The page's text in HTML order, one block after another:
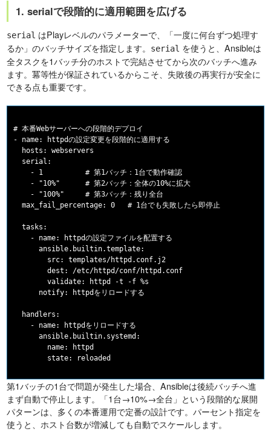
1. serialで段階的に適用範囲を広げる
serial はPlayレベルのパラメーターで、「一度に何台ずつ処理す
るか」のバッチサイズを指定します。
serial を使うと、Ansibleは
全タスクを1バッチ分のホストで完結させてから次のバッチへ進み
ます。冪等性が保証されているからこそ、失敗後の再実行が安全に
できる点も重要です。
# 本番Webサーバーへの段階的デプロイ
- name: httpdの設定変更を段階的に適用する
  hosts: webservers
  serial:
    - 1          # 第1バッチ：1台で動作確認
    - "10%"      # 第2バッチ：全体の10%に拡大
    - "100%"     # 第3バッチ：残り全台
  max_fail_percentage: 0   # 1台でも失敗したら即停止
  tasks:
    - name: httpdの設定ファイルを配置する
      ansible.builtin.template:
        src: templates/httpd.conf.j2
        dest: /etc/httpd/conf/httpd.conf
        validate: httpd -t -f %s
      notify: httpdをリロードする
  handlers:
    - name: httpdをリロードする
      ansible.builtin.systemd:
        name: httpd
第1バッチの1台で問題が発生した場合、Ansibleは後続バッチへ進
まず自動で停止します。「1台→10%→全台」という段階的な展開
パターンは、多くの本番運用で定番の設計です。パーセント指定を
使うと、ホスト台数が増減しても自動でスケールします。